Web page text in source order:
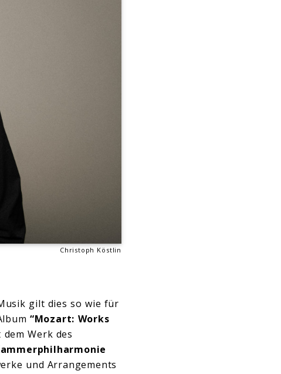
Christoph Köstlin
gilt dies so wie für
“Mozart: Works
Werk des
und Arrangements